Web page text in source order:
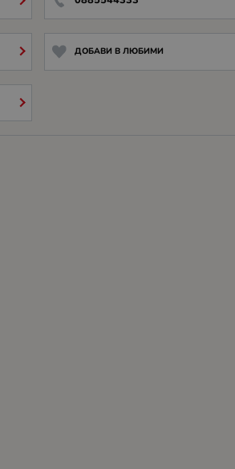
ДОБАВИ В ЛЮБИМИ